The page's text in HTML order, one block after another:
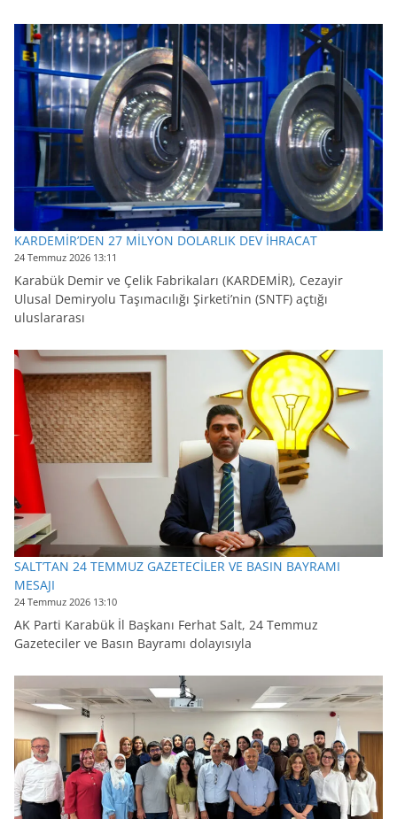
KARDEMİR’DEN 27 MİLYON DOLARLIK DEV İHRACAT
24 Temmuz 2026 13:11
Karabük Demir ve Çelik Fabrikaları (KARDEMİR), Cezayir
Ulusal Demiryolu Taşımacılığı Şirketi’nin (SNTF) açtığı
uluslararası
SALT’TAN 24 TEMMUZ GAZETECİLER VE BASIN BAYRAMI
MESAJI
24 Temmuz 2026 13:10
AK Parti Karabük İl Başkanı Ferhat Salt, 24 Temmuz
Gazeteciler ve Basın Bayramı dolayısıyla